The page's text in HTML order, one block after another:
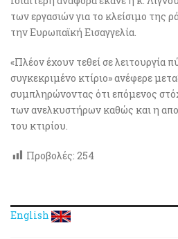
των εργασιών για το κλείσιμο της
την Ευρωπαϊκή Εισαγγελία.
«Πλέον έχουν τεθεί σε λειτουργία
συγκεκριμένο κτίριο» ανέφερε
συμπληρώνοντας ότι επόμενος
των ανελκυστήρων καθώς και η
του κτιρίου.
Προβολές: 254
English